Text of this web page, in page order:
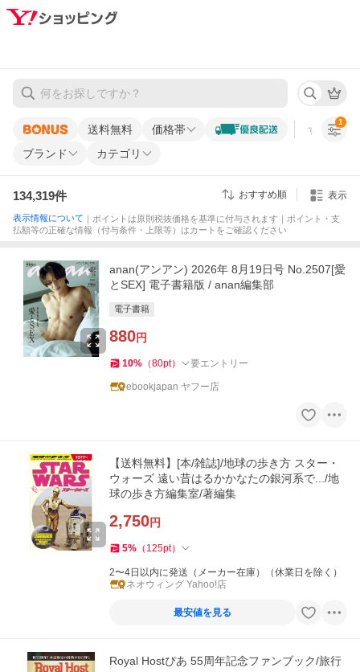
送料無料 価格帯 すべての条
ブランド カテゴリ
1
134,319件 おすすめ順 表示
表示情報について ｜ポイントは原則税抜価格を基準に付与されます｜ポイント・支
払額等の正確な情報（付与条件・上限等）はカートをご確認ください
anan(アンアン) 2026年 8月19日号 No.2507[愛
とSEX] 電子書籍版 / anan編集部
電子書籍
880円
10% （80pt） 要エントリー
ebookjapan ヤフー店
【送料無料】[本/雑誌]/地球の歩き方 スター・
ウォーズ 遠い昔はるかかなたの銀河系で.../地
球の歩き方編集室/著編集
2,750円
5% （ 125pt）
2〜4日以内に発送（メーカー在庫）（休業日を除く）
ネオウィング Yahoo!店
最安値を見る
Royal Hostぴあ 55周年記念ファンブック/旅行